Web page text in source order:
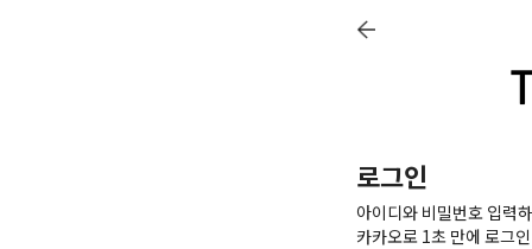
로그인
아이디와 비밀번호 입력
카카오로 1초 만에 로그